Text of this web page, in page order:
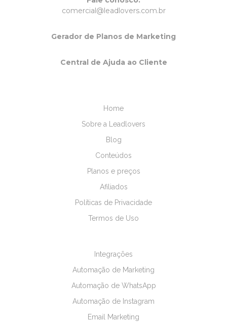
comercial@leadlovers.com.br
Gerador de Planos de Marketing
Central de Ajuda ao Cliente
Home
Sobre a Leadlovers
Blog
Conteúdos
Planos e preços
Afiliados
Políticas de Privacidade
Termos de Uso
Integrações
Automação de Marketing
Automação de WhatsApp
Automação de Instagram
Email Marketing